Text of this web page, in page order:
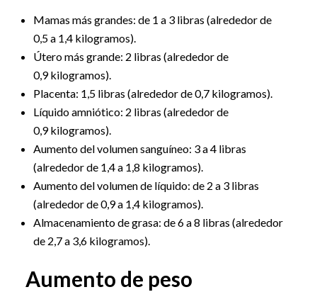
Mamas más grandes: de 1 a 3 libras (alrededor de
0,5 a 1,4 kilogramos).
Útero más grande: 2 libras (alrededor de
0,9 kilogramos).
Placenta: 1,5 libras (alrededor de 0,7 kilogramos).
Líquido amniótico: 2 libras (alrededor de
0,9 kilogramos).
Aumento del volumen sanguíneo: 3 a 4 libras
(alrededor de 1,4 a 1,8 kilogramos).
Aumento del volumen de líquido: de 2 a 3 libras
(alrededor de 0,9 a 1,4 kilogramos).
Almacenamiento de grasa: de 6 a 8 libras (alrededor
de 2,7 a 3,6 kilogramos).
Aumento de peso